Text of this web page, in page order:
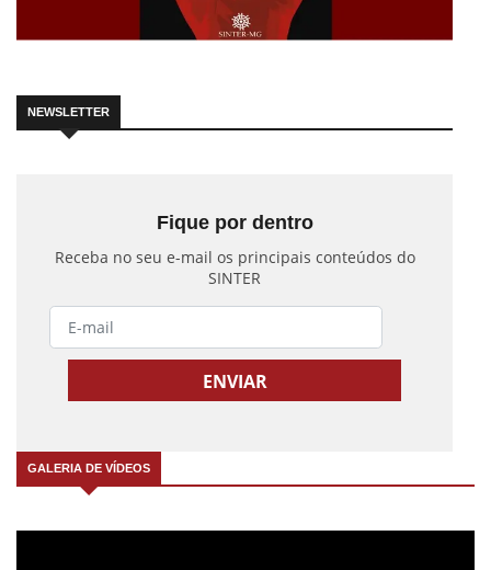
NEWSLETTER
Fique por dentro
Receba no seu e-mail os principais conteúdos do
SINTER
GALERIA DE VÍDEOS